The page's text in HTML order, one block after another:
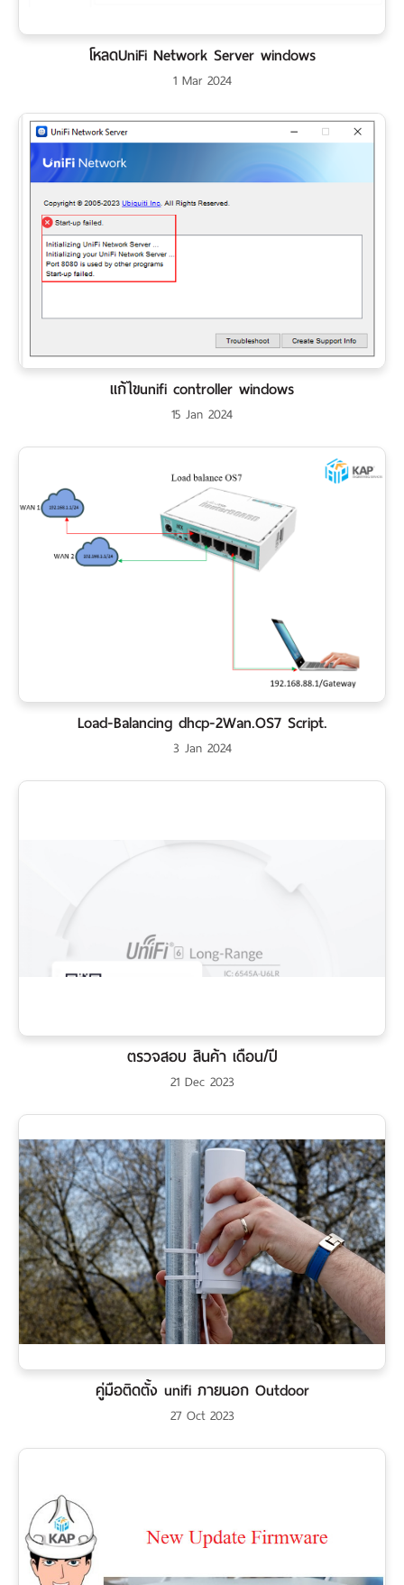
โหลดUniFi Network Server windows
1 Mar 2024
แก้ไขunifi controller windows
15 Jan 2024
Load-Balancing dhcp-2Wan.OS7 Script.
3 Jan 2024
ตรวจสอบ สินค้า เดือน/ปี
21 Dec 2023
คู่มือติดตั้ง unifi ภายนอก Outdoor
27 Oct 2023